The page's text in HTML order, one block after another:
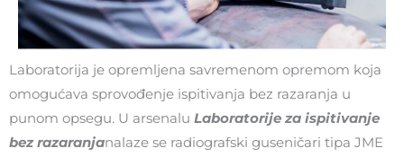
Laboratorija je opremljena savremenom opremom koja
omogućava sprovođenje ispitivanja bez razaranja u
punom opsegu. U arsenalu Laboratorije za ispitivanje
bez razaranjanalaze se radiografski guseničari tipa JME